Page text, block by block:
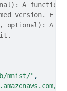
A
version.
optional): A
mnist/" ,